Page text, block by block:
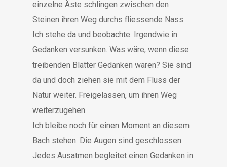
einzelne Äste schlingen zwischen den
Steinen ihren Weg durchs fliessende Nass.
Ich stehe da und beobachte. Irgendwie in
Gedanken versunken. Was wäre, wenn diese
treibenden Blätter Gedanken wären? Sie sind
da und doch ziehen sie mit dem Fluss der
Natur weiter. Freigelassen, um ihren Weg
weiterzugehen.
Ich bleibe noch für einen Moment an diesem
Bach stehen. Die Augen sind geschlossen.
Jedes Ausatmen begleitet einen Gedanken in